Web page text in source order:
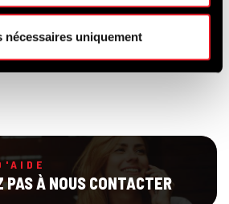
nécessaires uniquement
PAS À NOUS CONTACTER